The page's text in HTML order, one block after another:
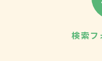
検索フ